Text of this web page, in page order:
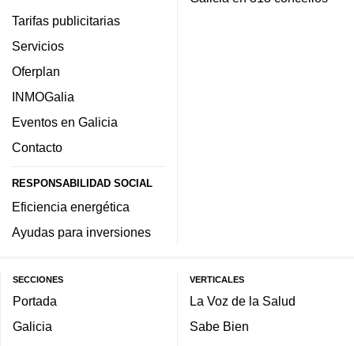
Tarifas publicitarias
Servicios
Oferplan
INMOGalia
Eventos en Galicia
Contacto
RESPONSABILIDAD SOCIAL
Eficiencia energética
Ayudas para inversiones
SECCIONES
Portada
Galicia
VERTICALES
La Voz de la Salud
Sabe Bien